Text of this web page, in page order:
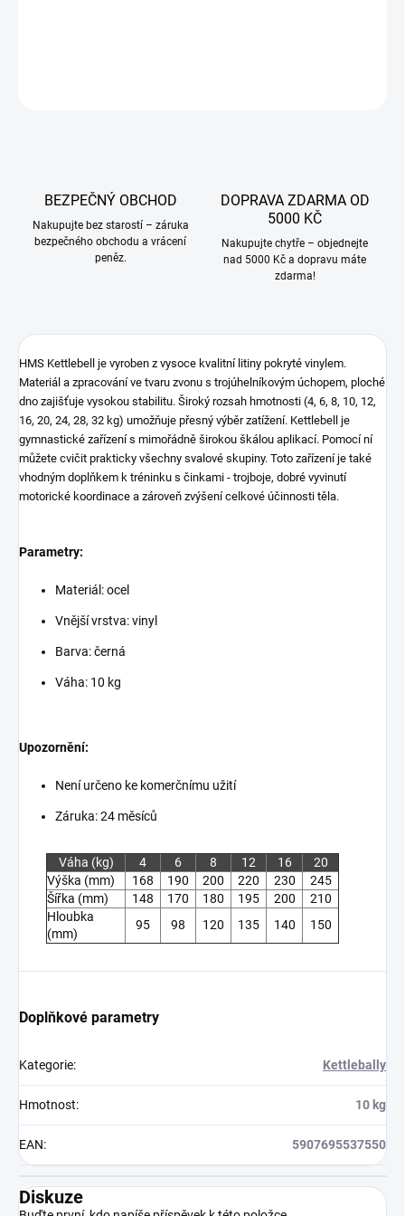
BEZPEČNÝ OBCHOD
Nakupujte bez starostí – záruka
bezpečného obchodu a vrácení
peněz.
DOPRAVA ZDARMA OD
5000 KČ
Nakupujte chytře – objednejte
nad 5000 Kč a dopravu máte
zdarma!
HMS Kettlebell je vyroben z vysoce kvalitní litiny pokryté vinylem.
Materiál a zpracování ve tvaru zvonu s trojúhelníkovým úchopem, ploché
dno zajišťuje vysokou stabilitu. Široký rozsah hmotnosti (4, 6, 8, 10, 12,
16, 20, 24, 28, 32 kg) umožňuje přesný výběr zatížení. Kettlebell je
gymnastické zařízení s mimořádně širokou škálou aplikací. Pomocí ní
můžete cvičit prakticky všechny svalové skupiny. Toto zařízení je také
vhodným doplňkem k tréninku s činkami - trojboje, dobré vyvinutí
motorické koordinace a zároveň zvýšení celkové účinnosti těla.
Parametry:
Materiál: ocel
Vnější vrstva: vinyl
Barva: černá
Váha: 10 kg
Upozornění:
Není určeno ke komerčnímu užití
Záruka: 24 měsíců
Váha (kg) 4 6 8 12 16
20
Výška (mm)
168 190 200 220 230
245
Šířka (mm)
148 170 180 195 200
210
Hloubka
(mm)
95 98 120 135 140 150
Doplňkové parametry
Kategorie: Kettlebally
Hmotnost: 10 kg
EAN: 5907695537550
Diskuze